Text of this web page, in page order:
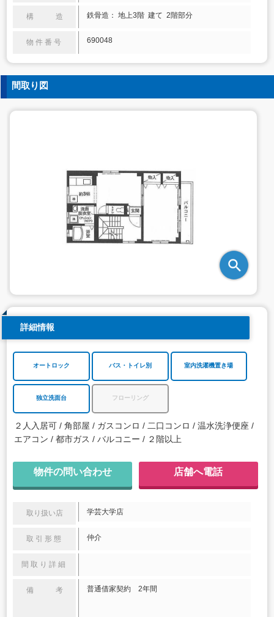
構 造 鉄骨造： 地上3階 建て 2階部分
物件番号 690048
間取り図
詳細情報
オートロック バス・トイレ別 室内洗濯機置き場
独立洗面台 フローリング
２人入居可 角部屋 ガスコンロ 二口コンロ
温水洗浄便座
エアコン
都市ガス バルコニー ２階以上
物件の問い合わせ 店舗へ電話
取り扱い店 学芸大学店
取引形態 仲介
間取り詳細
備 考 普通借家契約 2年間